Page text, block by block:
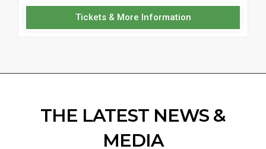
Tickets & More Information
THE LATEST NEWS &
MEDIA